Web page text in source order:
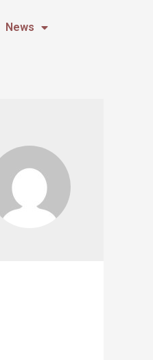
News